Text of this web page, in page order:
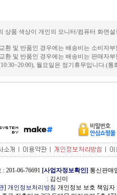
상품 색상이 개인의 모니터/컴퓨터 화면
환 및 반품인 경우에는 배송비는 소비자부
환 및 반품인 경우에는 배송비는 판매자부
월요일은 정기휴무입니다.(통
201-06-76691 [사업자정보확인] 통신판매
: 김신미
] 개인정보처리방침 개인정보 보호 책임자